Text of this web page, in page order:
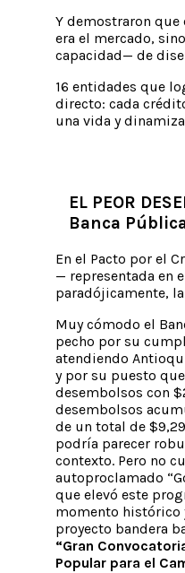
Y demostraron
era el mercado,
capacidad— de
16 entidades que
directo: cada
una vida y
EL PEOR
Banca
En el Pacto por el
— representada en
paradójicamente,
Muy cómodo el
pecho por su
atendiendo
y por su puesto
desembolsos con
desembolsos
de un total de
podría parecer
contexto. Pero no
autoproclamado
que elevó este
momento histórico
proyecto bandera
“Gran
Popular para el